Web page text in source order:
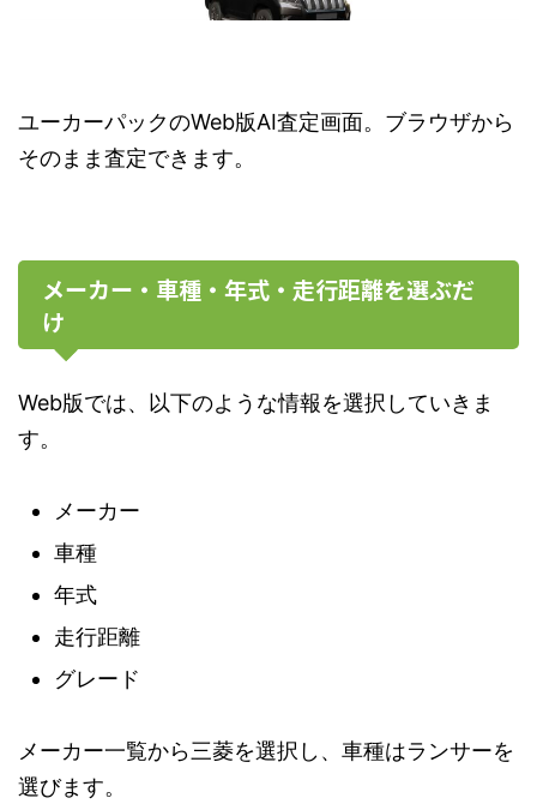
ユーカーパックのWeb版AI査定画面。ブラウザから
そのまま査定できます。
メーカー・車種・年式・走行距離を選ぶだ
け
Web版では、以下のような情報を選択していきま
す。
メーカー
車種
年式
走行距離
グレード
メーカー一覧から三菱を選択し、車種はランサーを
選びます。